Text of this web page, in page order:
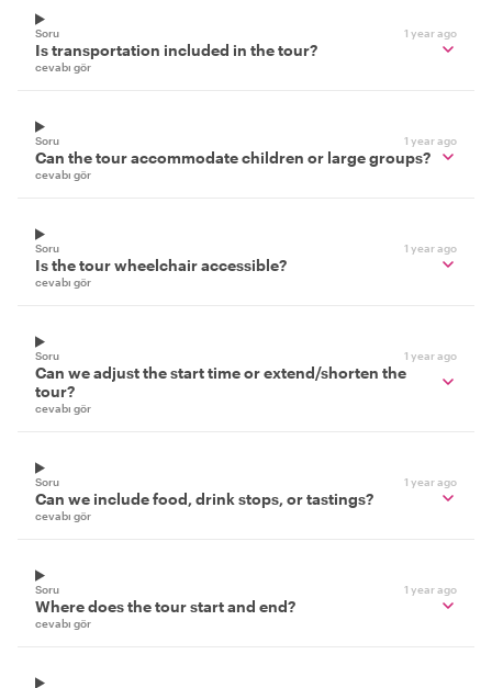
Soru 1 year ago
Is transportation included in the tour?
cevabı gör
Soru 1 year ago
Can the tour accommodate children or large groups?
cevabı gör
Soru 1 year ago
Is the tour wheelchair accessible?
cevabı gör
Soru 1 year ago
Can we adjust the start time or extend/shorten the
tour?
cevabı gör
Soru 1 year ago
Can we include food, drink stops, or tastings?
cevabı gör
Soru 1 year ago
Where does the tour start and end?
cevabı gör